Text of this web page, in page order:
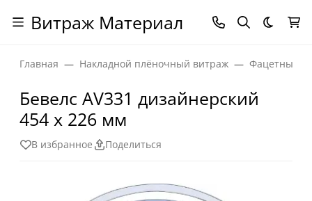
Витраж Материал Темная
Главная Накладной плёночный витраж Фацетные
Бевелс AV331 дизайнерский
454 х 226 мм
В избранное Поделиться